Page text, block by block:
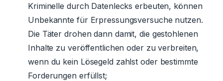
Kriminelle durch Datenlecks erbeuten, können
Unbekannte für Erpressungsversuche nutzen.
Die Täter drohen dann damit, die gestohlenen
Inhalte zu veröffentlichen oder zu verbreiten,
wenn du kein Lösegeld zahlst oder bestimmte
Forderungen erfüllst;